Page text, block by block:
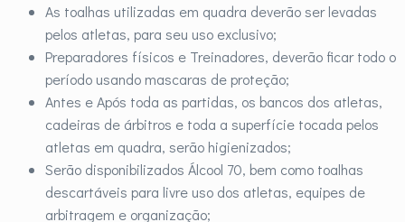
As toalhas utilizadas em quadra deverão ser levadas
pelos atletas, para seu uso exclusivo;
Preparadores físicos e Treinadores, deverão ficar todo o
período usando mascaras de proteção;
Antes e Após toda as partidas, os bancos dos atletas,
cadeiras de árbitros e toda a superfície tocada pelos
atletas em quadra, serão higienizados;
Serão disponibilizados Álcool 70, bem como toalhas
descartáveis para livre uso dos atletas, equipes de
arbitragem e organização;